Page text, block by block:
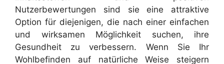
Nutzerbewertungen sind sie eine attraktive
Option für diejenigen, die nach einer einfachen
und wirksamen Möglichkeit suchen, ihre
Gesundheit zu verbessern. Wenn Sie Ihr
Wohlbefinden auf natürliche Weise steigern